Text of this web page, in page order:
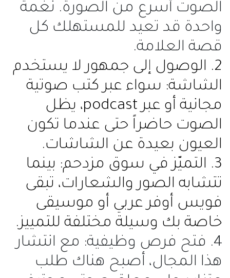
الصوت أسرع من الصورة. نغمة
واحدة قد تعيد للمستهلك كل
قصة العلامة.
2. الوصول إلى جمهور لا يستخدم
الشاشة: سواء عبر كتب صوتية
مجانية أو عبر podcast، يظل
الصوت حاضراً حتى عندما تكون
العيون بعيدة عن الشاشات.
3. التميّز في سوق مزدحم: بينما
تتشابه الصور والشعارات، تبقى
فويس أوفر عربي أو موسيقى
خاصة بك وسيلة مختلفة للتمييز.
4. فتح فرص وظيفية: مع انتشار
هذا المجال، أصبح هناك طلب